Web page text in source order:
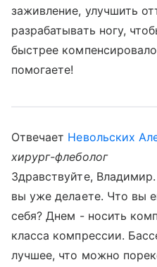
заживление, улучшить
разрабатывать ногу,
быстрее
помогаете!
Отвечает Невольских
хирург-флеболог
Здравствуйте,
вы уже делаете. Что вы
себя? Днем - носить
класса компрессии.
лучшее, что можно